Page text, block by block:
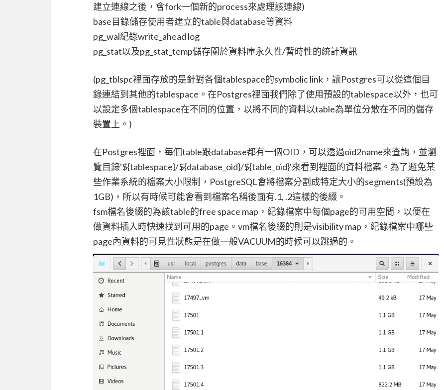
建立連線之後，會fork一個新的process來處理該連線)
base目錄儲存使用者建立的table與database等資料
pg_wal紀錄write_ahead log
pg_stat以及pg_stat_temp儲存關於資料庫永久性/暫時性的統計資訊
(pg_tblspc裡面存放的是針對各個tablespace的symbolic link，讓Postgres可以從這個目
錄連結到其他的tablespace。在Postgres裡面我們除了使用預設的tablespace以外，也可
以設定多個tablespace在不同的位置，以將不同的資料以table為單位分散在不同的儲存
裝置上。)
在Postgres裡面，每個table跟database都有一個OID，可以透過oid2name來查詢，並瀏
覽目錄'${tablespace}/${database_oid}/${table_oid}'來看到裡面的資料檔案。為了避免某
些作業系統的檔案大小限制，PostgreSQL會將檔案分割成特定大小的segments(預設為
1GB)，所以有時候可能會看到檔案名稱後面有.1, .2這樣的後綴。
fsm檔名後綴的為該table的free space map，紀錄檔案中每個page的可用空間，以便在
做資料插入時快速找到可用的page。vm檔名後綴的則是visibility map，紀錄檔案中哪些
page內資料的可見性狀態是在做一般VACUUM的時候可以跳過的。